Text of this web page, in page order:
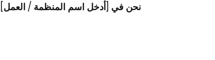
نحن في [أدخل اسم المنظمة / العمل]